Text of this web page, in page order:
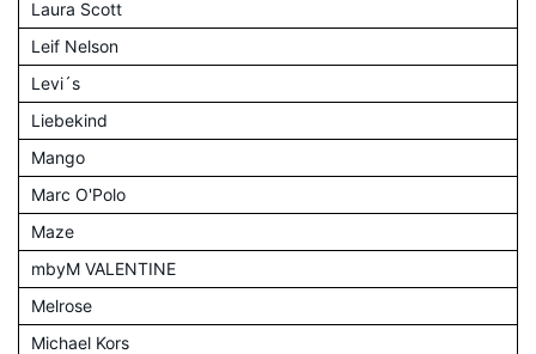
Laura Scott
Leif Nelson
Levi´s
Liebekind
Mango
Marc O'Polo
Maze
mbyM VALENTINE
Melrose
Michael Kors